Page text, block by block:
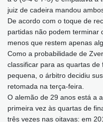
juiz de cadeira mandou
De acordo com o toque de
partidas não podem terminar
menos que restem apenas
Como a probabilidade de
classificar para as quartas
pequena, o árbitro decidiu
retomada na terça-feira.
O alemão de 29 anos está a
primeira vez às quartas de
três vezes nas oitavas: em